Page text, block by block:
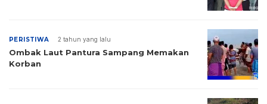
PERISTIWA 2 tahun yang lalu
Ombak Laut Pantura Sampang Memakan
Korban